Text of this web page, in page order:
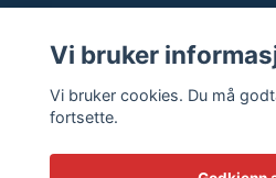
Vi bruker
Vi bruker cookies. Du må
fortsette.